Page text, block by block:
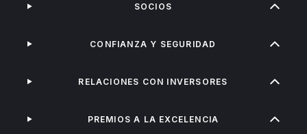
SOCIOS
CONFIANZA Y SEGURIDAD
RELACIONES CON INVERSORES
PREMIOS A LA EXCELENCIA